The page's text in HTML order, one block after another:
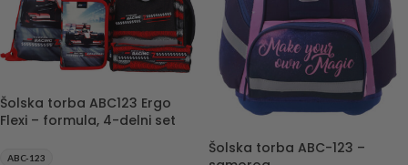
Šolska torba ABC123 Ergo
Flexi – formula, 4-delni set
ABC-123
Šolska torba ABC-123 –